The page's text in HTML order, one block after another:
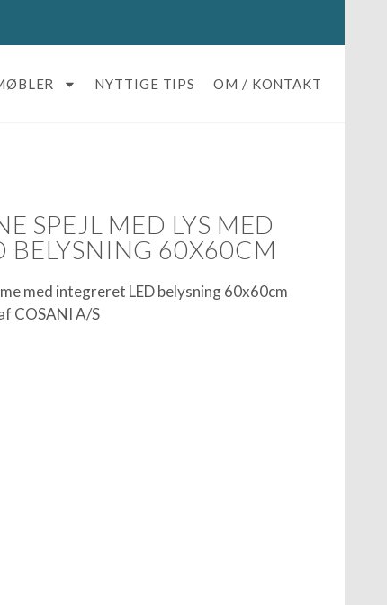
NYTTIGE TIPS OM / KONTAKT
SPEJL MED LYS MED
BELYSNING 60X60CM
med integreret LED belysning 60x60cm
COSANI A/S